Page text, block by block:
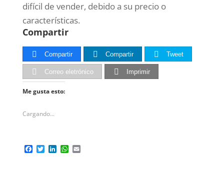
difícil de vender, debido a su precio o
características.
Compartir
Compartir Compartir Tweet
Correo eletrónico Imprimir
Me gusta esto:
Cargando...
F T L W E